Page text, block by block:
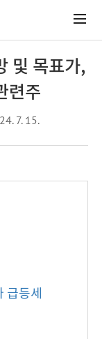
및 목표가,
련주
7. 15.
급등세